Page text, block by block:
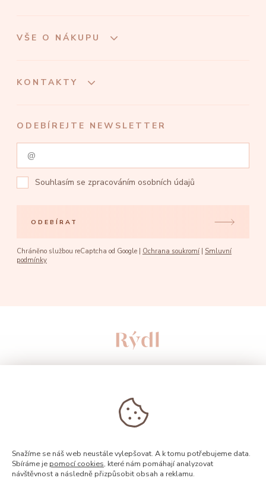
VŠE O NÁKUPU
KONTAKTY
ODEBÍREJTE NEWSLETTER
Souhlasím se zpracováním osobních údajů
ODEBÍRAT
Chráněno službou reCaptcha od Google | Ochrana soukromí
Smluvní
podmínky
© 2026, Rýdl
Snažíme se náš web neustále vylepšovat. A k tomu potřebujeme data.
Sbíráme je pomocí cookies, které nám pomáhají analyzovat
návštěvnost a následně přizpůsobit obsah a reklamu.